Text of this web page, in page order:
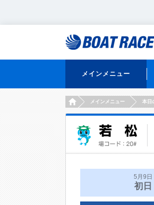
メインメニュー
HOMEメインメニュー 本日
5月9日
初日